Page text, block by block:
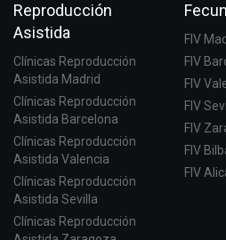
Reproducción
Asistida
Clínicas Reproducción
Asistida Madrid
Clínicas Reproducción
Asistida Barcelona
Clínicas Reproducción
Asistida Valencia
Clínicas Reproducción
Asistida Sevilla
Clínicas Reproducción
FIV
FIV
FIV
FIV
FIV
FIV
FIV